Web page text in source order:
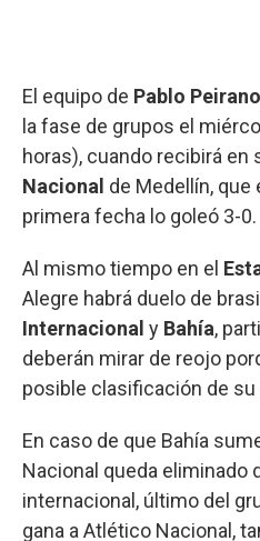
El equipo de Pablo Peirano
la fase de grupos el
horas), cuando recibirá en
Nacional de Medellín, que
primera fecha lo goleó 3-0.
Al mismo tiempo en el
Alegre habrá duelo de
Internacional y Bahía,
deberán mirar de reojo
posible clasificación de su
En caso de que Bahía
Nacional queda eliminado
internacional, último del
gana a Atlético Nacional,